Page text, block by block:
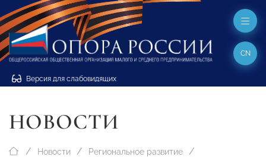
Версия для слабовидящих
CN
НОВОСТИ
Новости Региональное развитие